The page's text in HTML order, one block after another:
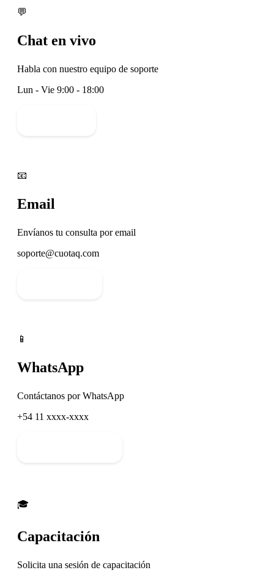
💬
Chat en vivo
Habla con nuestro equipo de soporte
Lun - Vie 9:00 - 18:00
📧
Email
Envíanos tu consulta por email
soporte@cuotaq.com
📱
WhatsApp
Contáctanos por WhatsApp
+54 11 xxxx-xxxx
🎓
Capacitación
Solicita una sesión de capacitación